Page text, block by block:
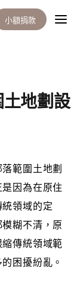
小額捐款
地劃設
範圍土地劃
因為在原住
領域的定
糊不清，原
傳統領域範
困擾紛亂。